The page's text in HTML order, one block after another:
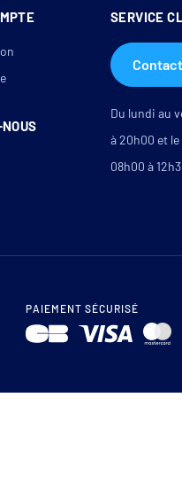
SERVICE
Du lundi au
à 20h00 et
08h00 à
PAIEMENT SÉCURISÉ